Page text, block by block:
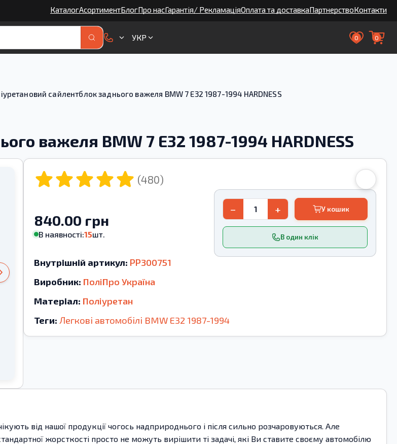
КаталогАсортиментБлогПро насГарантія/ РекламаціяОплата та доставкаПартнерствоКонтакти
УКР 0 0
сайлентблок заднього важеля BMW 7 E32 1987-1994 HARDNESS
важеля BMW 7 E32 1987-1994 HARDNESS
(480)
840.00 грн
В наявності:15шт. В один клік
− + У кошик
Внутрішній артикул: PP300751
Виробник: ПоліПро Україна
Матеріал: Поліуретан
Теги: Легкові автомобілі BMW E32 1987-1994
від нашої продукції чогось надприроднього і після сильно розчаровуються. Але
жорсткості просто не можуть вирішити ті задачі, які Ви ставите своєму автомобілю